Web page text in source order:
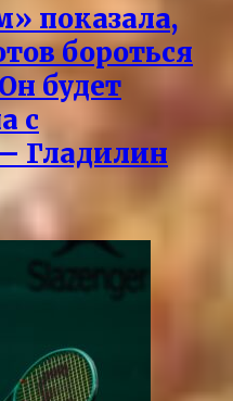
показала,
бороться
будет
с
Гладилин